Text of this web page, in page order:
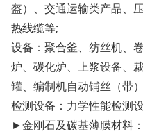
盔）、交通运输类产品、
热线缆等;
设备：聚合釜、纺丝机、
炉、碳化炉、上浆设备、
罐、编制机自动铺丝（带
检测设备：力学性能检测
►金刚石及碳基薄膜材料：